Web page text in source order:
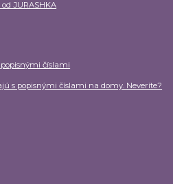
JURASHKA
číslami
s popisnými číslami na domy. Neveríte?